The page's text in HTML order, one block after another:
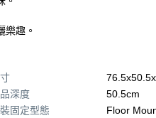
樂趣。
深度
50.5cm
固定型態
Floor